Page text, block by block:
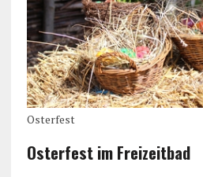
Osterfest
Osterfest im Freizeitbad